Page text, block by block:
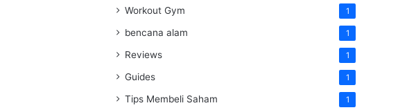
Workout Gym 1
bencana alam 1
Reviews 1
Guides 1
Tips Membeli Saham 1